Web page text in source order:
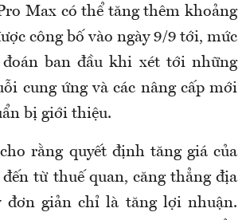
Max có thể tăng thêm khoảng
công bố vào ngày 9/9 tới, mức
ban đầu khi xét tới những
cung ứng và các nâng cấp mới
bị giới thiệu.
rằng quyết định tăng giá của
từ thuế quan, căng thẳng địa
đơn giản chỉ là tăng lợi nhuận.